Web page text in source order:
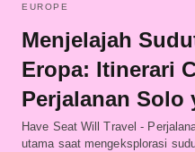
EUROPE
Menjelajah
Eropa: Itinerari
Perjalanan Solo
Have Seat Will Travel -
utama saat mengeksplorasi